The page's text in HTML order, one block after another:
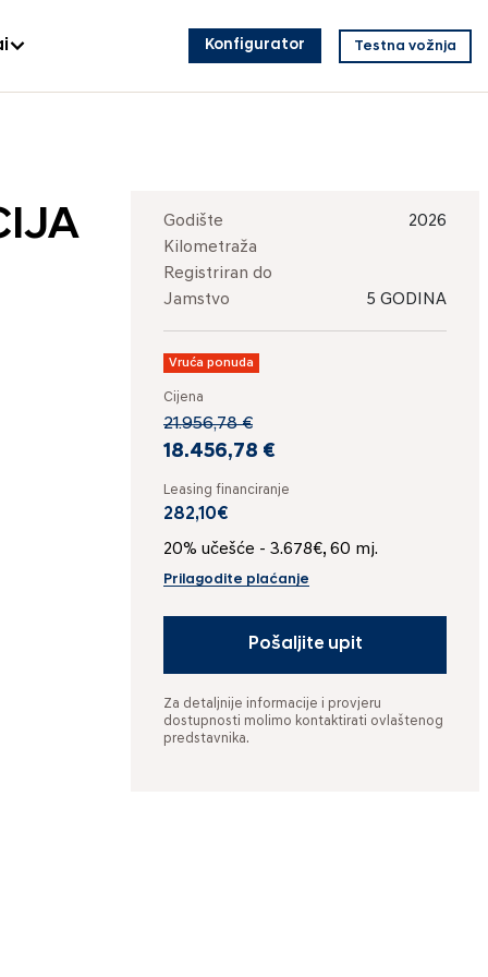
Konfigurator Testna vožnja
Godište
2026
Kilometraža
Registriran do
Jamstvo
5 GODINA
Vruća ponuda
Cijena
21.956,78 €
18.456,78 €
Leasing financiranje
282,10€
20% učešće - 3.678€, 60 mj.
Prilagodite plaćanje
Pošaljite upit
Za detaljnije informacije i provjeru
dostupnosti molimo kontaktirati ovlaštenog
predstavnika.